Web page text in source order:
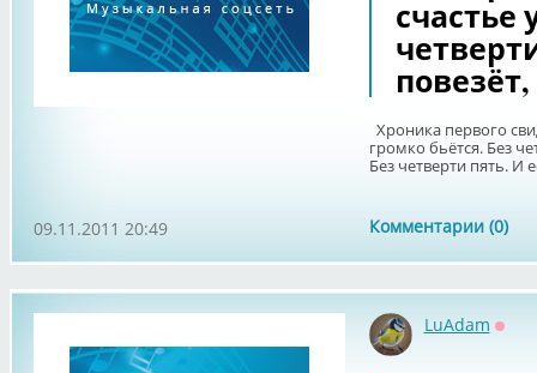
счастье
повезёт,
Хроника первого
громко бьётся. Без
Без четверти пять. И
Комментарии (0)
09.11.2011 20:49
LuAdam